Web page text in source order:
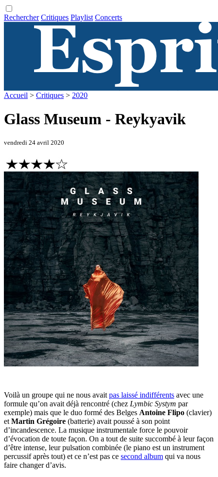
Rechercher Critiques Playlist Concerts
Accueil > Critiques > 2020
Glass Museum - Reykyavik
vendredi 24 avril 2020
Voilà un groupe qui ne nous avait pas laissé indifférents avec une
formule qu’on avait déjà rencontré (chez Lymbic Systym par
exemple) mais que le duo formé des Belges Antoine Flipo (clavier)
et Martin Grégoire (batterie) avait poussé à son point
d’incandescence. La musique instrumentale force le pouvoir
d’évocation de toute façon. On a tout de suite succombé à leur façon
d’être intense, leur pulsation combinée (le piano est un instrument
percussif après tout) et ce n’est pas ce second album qui va nous
faire changer d’avis.